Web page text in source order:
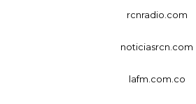
rcnradio.com
noticiasrcn.com
lafm.com.co